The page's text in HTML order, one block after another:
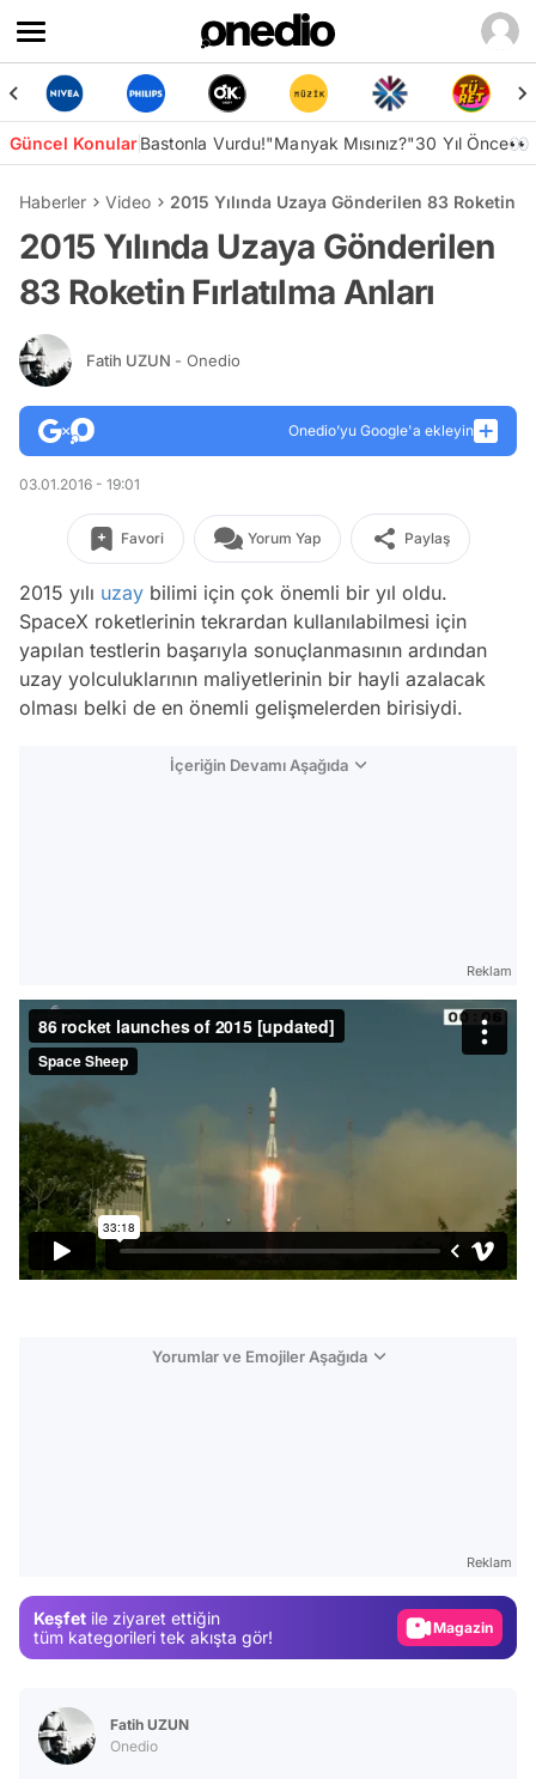
Güncel KonularBastonla Vurdu!"Manyak Mısınız?"30 Yıl Önce👀
Haberler Video 2015 Yılında Uzaya Gönderilen 83 Roketin
2015 Yılında Uzaya Gönderilen
83 Roketin Fırlatılma Anları
Fatih UZUN - Onedio
Onedio’yu Google'a ekleyin
03.01.2016 - 19:01
Favori Yorum Yap Paylaş
2015 yılı uzay bilimi için çok önemli bir yıl oldu.
SpaceX roketlerinin tekrardan kullanılabilmesi için
yapılan testlerin başarıyla sonuçlanmasının ardından
uzay yolculuklarının maliyetlerinin bir hayli azalacak
olması belki de en önemli gelişmelerden birisiydi.
İçeriğin Devamı Aşağıda
Reklam
Yorumlar ve Emojiler Aşağıda
Reklam
Keşfet ile ziyaret ettiğin
tüm kategorileri tek akışta gör!
Magazin
Fatih UZUN
Onedio